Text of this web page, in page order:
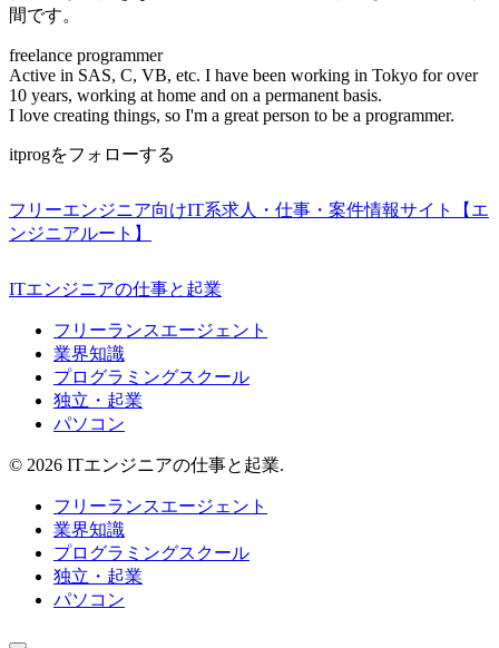
間です。
freelance programmer
Active in SAS, C, VB, etc. I have been working in Tokyo for over
10 years, working at home and on a permanent basis.
I love creating things, so I'm a great person to be a programmer.
itprogをフォローする
フリーエンジニア向けIT系求人・仕事・案件情報サイト【エ
ンジニアルート】
ITエンジニアの仕事と起業
フリーランスエージェント
業界知識
プログラミングスクール
独立・起業
パソコン
© 2026 ITエンジニアの仕事と起業.
フリーランスエージェント
業界知識
プログラミングスクール
独立・起業
パソコン